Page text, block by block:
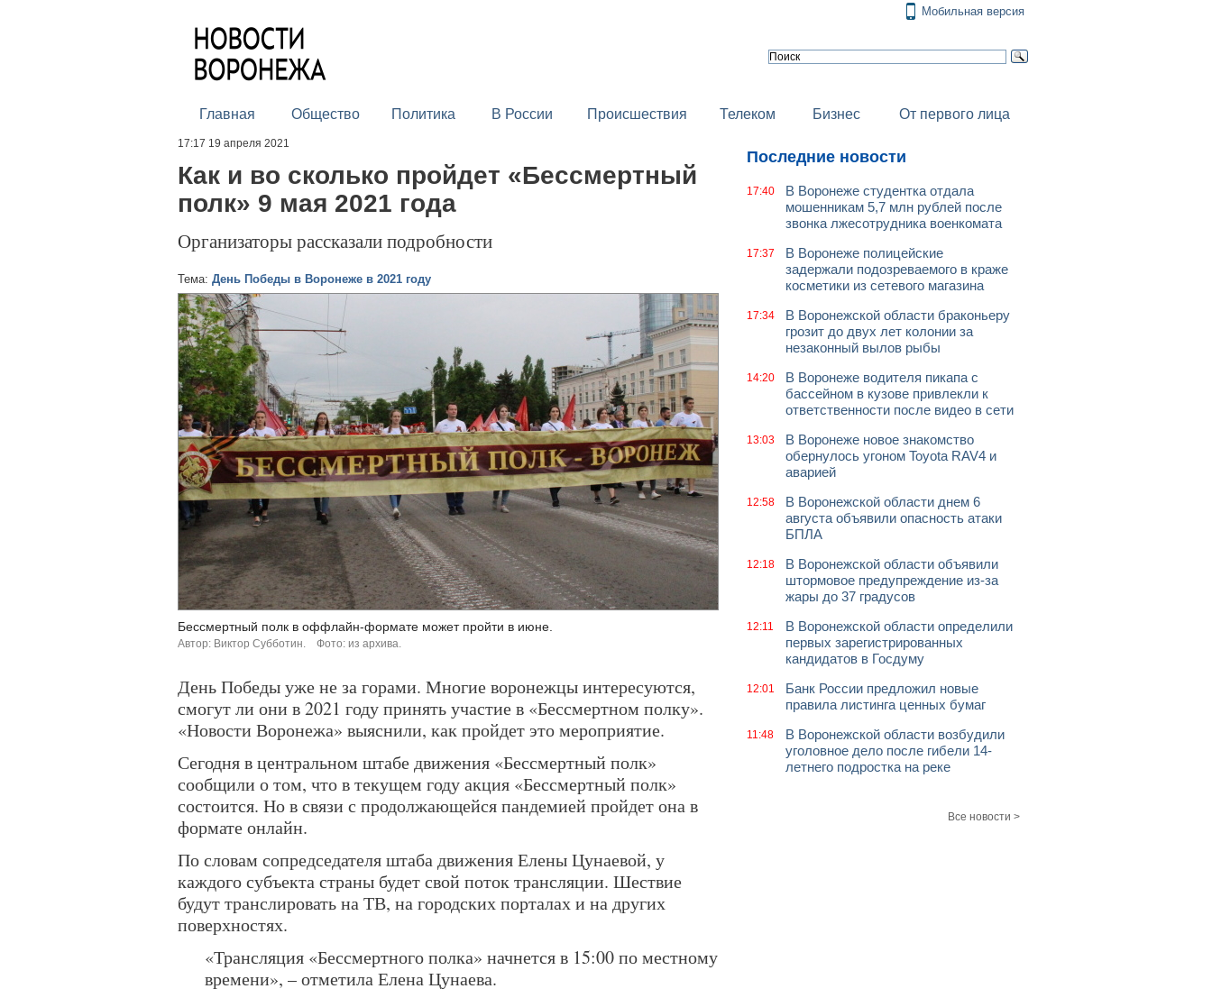
Мобильная версия
Главная Общество Политика В России Происшествия Телеком Бизнес От первого лица
17:17 19 апреля 2021
Как и во сколько пройдет «Бессмертный
полк» 9 мая 2021 года
Организаторы рассказали подробности
Тема: День Победы в Воронеже в 2021 году
Бессмертный полк в оффлайн-формате может пройти в июне.
Автор: Виктор Субботин. Фото: из архива.
День Победы уже не за горами. Многие воронежцы интересуются,
смогут ли они в 2021 году принять участие в «Бессмертном полку».
«Новости Воронежа» выяснили, как пройдет это мероприятие.
Сегодня в центральном штабе движения «Бессмертный полк»
сообщили о том, что в текущем году акция «Бессмертный полк»
состоится. Но в связи с продолжающейся пандемией пройдет она в
формате онлайн.
По словам сопредседателя штаба движения Елены Цунаевой, у
каждого субъекта страны будет свой поток трансляции. Шествие
будут транслировать на ТВ, на городских порталах и на других
поверхностях.
«Трансляция «Бессмертного полка» начнется в 15:00 по местному
времени», – отметила Елена Цунаева.
Последние новости
17:40
В Воронеже студентка отдала
мошенникам 5,7 млн рублей после
звонка лжесотрудника военкомата
17:37
В Воронеже полицейские
задержали подозреваемого в краже
косметики из сетевого магазина
17:34
В Воронежской области браконьеру
грозит до двух лет колонии за
незаконный вылов рыбы
14:20
В Воронеже водителя пикапа с
бассейном в кузове привлекли к
ответственности после видео в сети
13:03
В Воронеже новое знакомство
обернулось угоном Toyota RAV4 и
аварией
12:58
В Воронежской области днем 6
августа объявили опасность атаки
БПЛА
12:18
В Воронежской области объявили
штормовое предупреждение из-за
жары до 37 градусов
12:11
В Воронежской области определили
первых зарегистрированных
кандидатов в Госдуму
12:01
Банк России предложил новые
правила листинга ценных бумаг
11:48
В Воронежской области возбудили
уголовное дело после гибели 14-
летнего подростка на реке
Все новости >